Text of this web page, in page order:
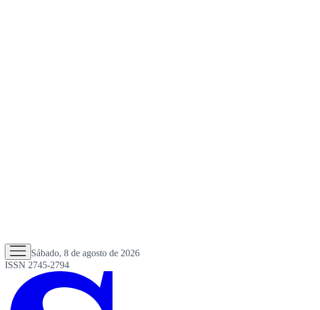
Sábado, 8 de agosto de 2026
ISSN 2745-2794